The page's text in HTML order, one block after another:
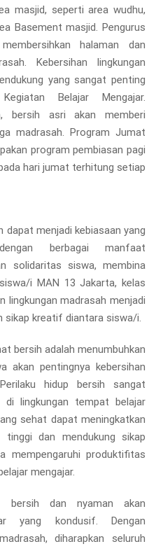
masjid, seperti area wudhu,
Basement masjid. Pengurus
halaman dan
Kebersihan lingkungan
yang sangat penting
Belajar Mengajar.
bersih asri akan memberi
madrasah. Program Jumat
program pembiasan pagi
hari jumat terhitung setiap
dapat menjadi kebiasaan yang
berbagai manfaat
solidaritas siswa, membina
i MAN 13 Jakarta, kelas
lingkungan madrasah menjadi
sikap kreatif diantara siswa/i.
bersih adalah menumbuhkan
akan pentingnya kebersihan
hidup bersih sangat
lingkungan tempat belajar
sehat dapat meningkatkan
dan mendukung sikap
mempengaruhi produktifitas
mengajar.
bersih dan nyaman akan
yang kondusif. Dengan
diharapkan seluruh